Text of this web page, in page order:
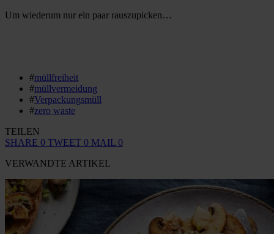
Um wiederum nur ein paar rauszupicken…
#müllfreiheit
#müllvermeidung
#Verpackungsmüll
#zero waste
TEILEN
SHARE 0 TWEET 0 MAIL 0
VERWANDTE ARTIKEL